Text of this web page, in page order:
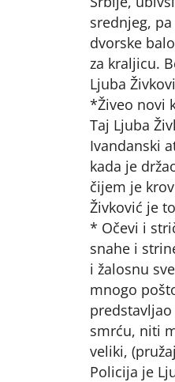
srednjeg,
dvorske
za kraljicu.
Ljuba
*Živeo novi
Taj Ljuba
Ivandanski
kada je
čijem je
Živković je
* Očevi i
snahe i
i žalosnu
mnogo
smrću, niti
veliki,
Policija je